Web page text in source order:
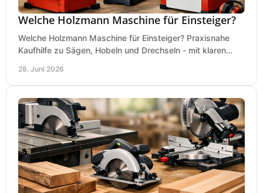
Welche Holzmann Maschine für Einsteiger?
Welche Holzmann Maschine für Einsteiger? Praxisnahe
Kaufhilfe zu Sägen, Hobeln und Drechseln - mit klaren
28. Juni 2026